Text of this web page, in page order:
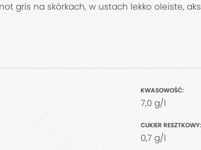
gris na skórkach, w ustach lekko oleiste,
KWASOWOŚĆ:
7,0 g/l
CUKIER RESZTKOWY:
0,7 g/l